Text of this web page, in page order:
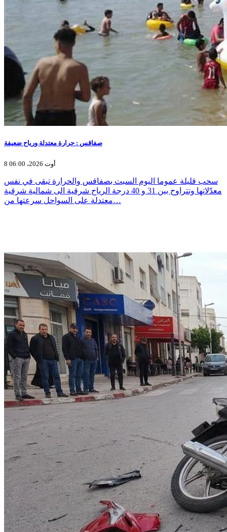
صفاقس : حرارة معتدلة ورياح ضعيفة
8 أوت 2026، 06:00
سحب قليلة عموما اليوم السبت بصفاقس والحرارة تبقى في نفس
معدّلاتها وتتراوح بين 31 و 40 درجة الرياح شرقية الى شمالية شرقية
معتدلة على السواحل سرعتها من…